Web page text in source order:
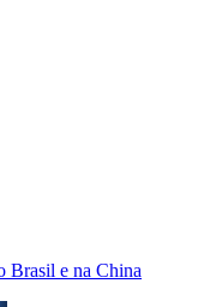
Brasil e na China